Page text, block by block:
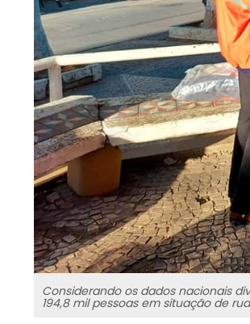
Considerando os dados nacionais
194,8 mil pessoas em situação de